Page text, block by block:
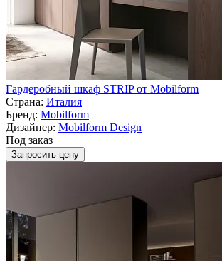
Гардеробный шкаф STRIP от Mobilform
Страна: Италия
Бренд: Mobilform
Дизайнер: Mobilform Design
Под заказ
Запросить цену